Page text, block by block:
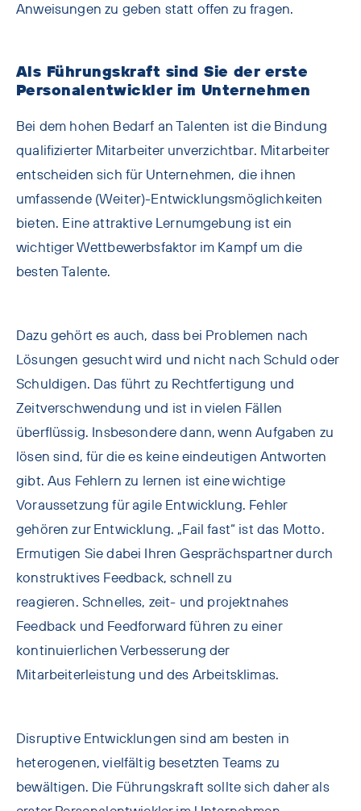
Anweisungen zu geben statt offen zu fragen.
Als Führungskraft sind Sie der erste
Personalentwickler im Unternehmen
Bei dem hohen Bedarf an Talenten ist die Bindung
qualifizierter Mitarbeiter unverzichtbar. Mitarbeiter
entscheiden sich für Unternehmen, die ihnen
umfassende (Weiter)-Entwicklungsmöglichkeiten
bieten. Eine attraktive Lernumgebung ist ein
wichtiger Wettbewerbsfaktor im Kampf um die
besten Talente.
Dazu gehört es auch, dass bei Problemen nach
Lösungen gesucht wird und nicht nach Schuld oder
Schuldigen. Das führt zu Rechtfertigung und
Zeitverschwendung und ist in vielen Fällen
überflüssig. Insbesondere dann, wenn Aufgaben zu
lösen sind, für die es keine eindeutigen Antworten
gibt. Aus Fehlern zu lernen ist eine wichtige
Voraussetzung für agile Entwicklung. Fehler
gehören zur Entwicklung. „Fail fast“ ist das Motto.
Ermutigen Sie dabei Ihren Gesprächspartner durch
konstruktives Feedback, schnell zu
reagieren. Schnelles, zeit- und projektnahes
Feedback und Feedforward führen zu einer
kontinuierlichen Verbesserung der
Mitarbeiterleistung und des Arbeitsklimas.
Disruptive Entwicklungen sind am besten in
heterogenen, vielfältig besetzten Teams zu
bewältigen. Die Führungskraft sollte sich daher als